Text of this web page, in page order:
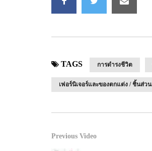
TAGS การดำรงชีวิต
เฟอร์นิเจอร์และของตกแต่ง / ชิ้นส่วน
Previous Video